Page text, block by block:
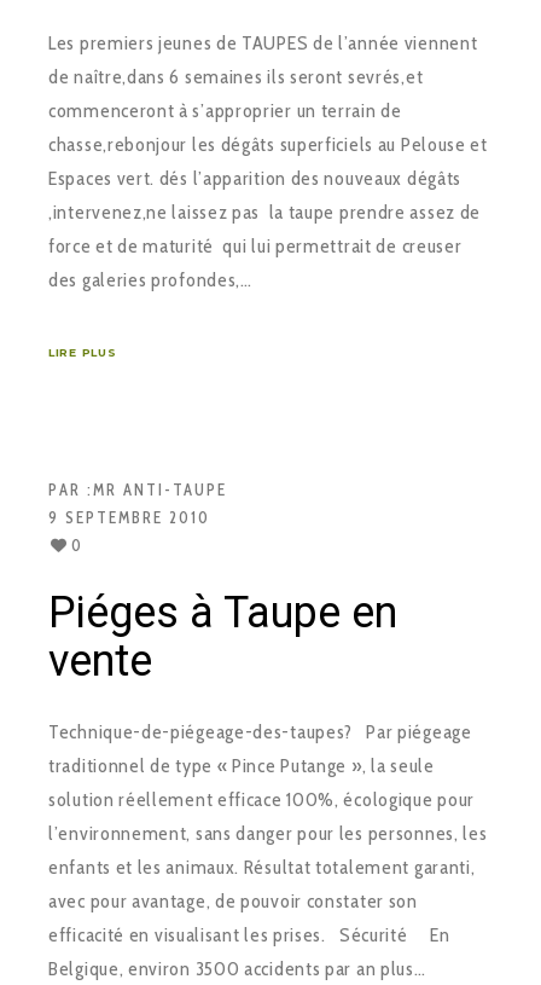
Les premiers jeunes de TAUPES de l’année viennent
de naître,dans 6 semaines ils seront sevrés,et
commenceront à s’approprier un terrain de
chasse,rebonjour les dégâts superficiels au Pelouse et
Espaces vert. dés l’apparition des nouveaux dégâts
,intervenez,ne laissez pas la taupe prendre assez de
force et de maturité qui lui permettrait de creuser
des galeries profondes,…
LIRE PLUS
PAR :MR ANTI-TAUPE
9 SEPTEMBRE 2010
0
Piéges à Taupe en
vente
Technique-de-piégeage-des-taupes? Par piégeage
traditionnel de type « Pince Putange », la seule
solution réellement efficace 100%, écologique pour
l’environnement, sans danger pour les personnes, les
enfants et les animaux. Résultat totalement garanti,
avec pour avantage, de pouvoir constater son
efficacité en visualisant les prises. Sécurité En
Belgique, environ 3500 accidents par an plus…